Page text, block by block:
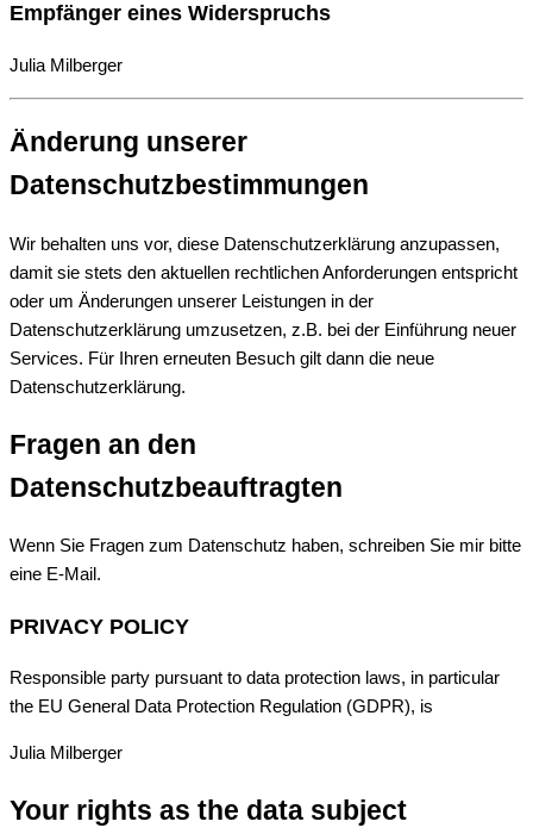
Empfänger eines Widerspruchs
Julia Milberger
Änderung unserer
Datenschutzbestimmungen
Wir behalten uns vor, diese Datenschutzerklärung anzupassen,
damit sie stets den aktuellen rechtlichen Anforderungen entspricht
oder um Änderungen unserer Leistungen in der
Datenschutzerklärung umzusetzen, z.B. bei der Einführung neuer
Services. Für Ihren erneuten Besuch gilt dann die neue
Datenschutzerklärung.
Fragen an den
Datenschutzbeauftragten
Wenn Sie Fragen zum Datenschutz haben, schreiben Sie mir bitte
eine E-Mail.
PRIVACY POLICY
Responsible party pursuant to data protection laws, in particular
the EU General Data Protection Regulation (GDPR), is
Julia Milberger
Your rights as the data subject